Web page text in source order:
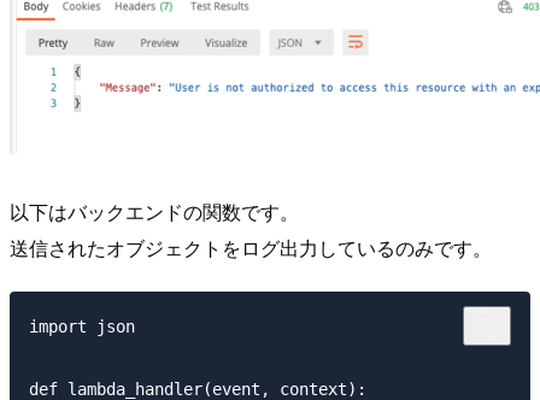
以下はバックエンドの関数です。
送信されたオブジェクトをログ出力しているのみです。
import json
def lambda_handler(event, context):